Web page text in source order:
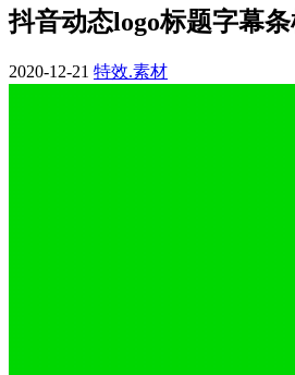
抖音动态logo标题字幕
2020-12-21 特效.素材